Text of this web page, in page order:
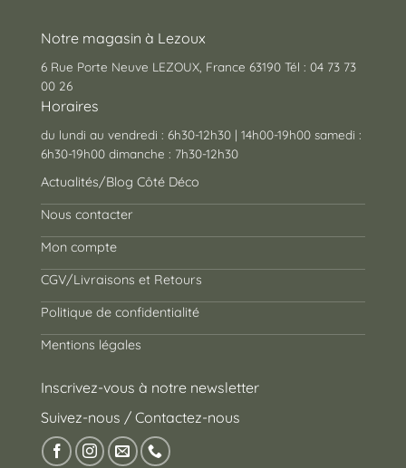
Notre magasin à Lezoux
6 Rue Porte Neuve LEZOUX, France 63190 Tél : 04 73 73
00 26
Horaires
du lundi au vendredi : 6h30-12h30 | 14h00-19h00 samedi :
6h30-19h00 dimanche : 7h30-12h30
Actualités/Blog Côté Déco
Nous contacter
Mon compte
CGV/Livraisons et Retours
Politique de confidentialité
Mentions légales
Inscrivez-vous à notre newsletter
Suivez-nous / Contactez-nous